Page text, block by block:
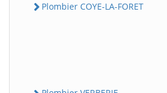
Plombier COYE-LA-FORET